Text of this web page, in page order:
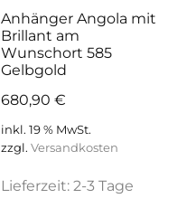
Anhänger Angola mit
Brillant am
Wunschort 585
Gelbgold
680,90€
inkl. 19 % MwSt.
zzgl.Versandkosten
Lieferzeit:2-3 Tage